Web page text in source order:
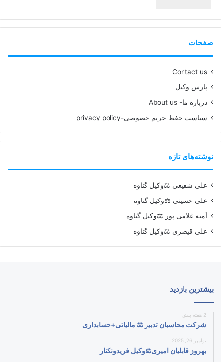
صفحات
Contact us
پارس وکیل
درباره ما- About us
سیاست حفظ حریم خصوصی-privacy policy
نوشته‌های تازه
علی شفیعی ⚖️وکیل گناوه
علی حسینی ⚖️وکیل گناوه
آمنه غلامی پور ⚖️وکیل گناوه
علی قیصری ⚖️وکیل گناوه
بیشترین بازدید
2 هفته پیش
شرکت محاسبان تدبیر ⚖️ مالیاتی+حسابداری
نوامبر 26, 2025
بهروز قابلیان امیری⚖️وکیل فریدونکنار